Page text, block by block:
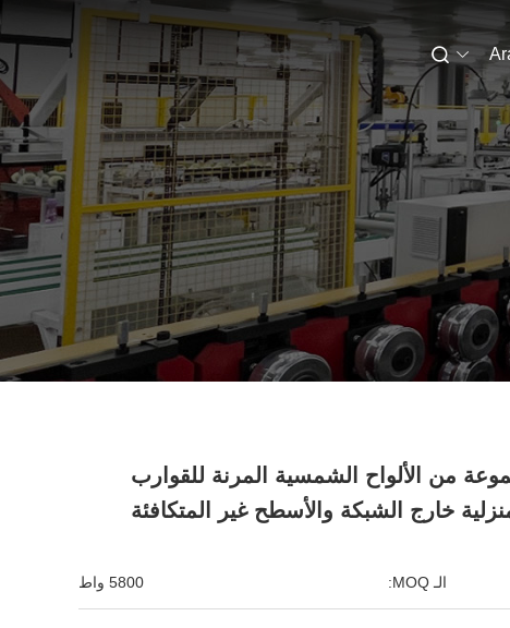
من الألواح الشمسية المرنة للقوارب
خارج الشبكة والأسطح غير المتكافئة
الـ MOQ: 5800 واط